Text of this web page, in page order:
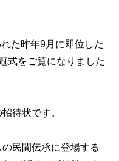
た昨年9月に即位した
式をご覧になりました
待状です。
民間伝承に登場する